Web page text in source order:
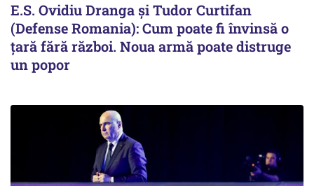
E.S. Ovidiu Dranga și Tudor Curtifan
(Defense Romania): Cum poate fi învinsă o
țară fără război. Noua armă poate distruge
un popor